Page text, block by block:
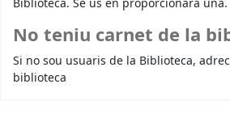
Biblioteca. Se us en proporcionarà una.
No teniu carnet de la
Si no sou usuaris de la Biblioteca,
biblioteca